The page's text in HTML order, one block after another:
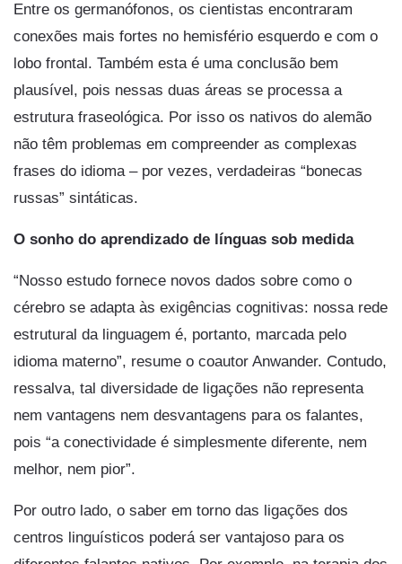
Entre os germanófonos, os cientistas encontraram
conexões mais fortes no hemisfério esquerdo e com o
lobo frontal. Também esta é uma conclusão bem
plausível, pois nessas duas áreas se processa a
estrutura fraseológica. Por isso os nativos do alemão
não têm problemas em compreender as complexas
frases do idioma – por vezes, verdadeiras “bonecas
russas” sintáticas.
O sonho do aprendizado de línguas sob medida
“Nosso estudo fornece novos dados sobre como o
cérebro se adapta às exigências cognitivas: nossa rede
estrutural da linguagem é, portanto, marcada pelo
idioma materno”, resume o coautor Anwander. Contudo,
ressalva, tal diversidade de ligações não representa
nem vantagens nem desvantagens para os falantes,
pois “a conectividade é simplesmente diferente, nem
melhor, nem pior”.
Por outro lado, o saber em torno das ligações dos
centros linguísticos poderá ser vantajoso para os